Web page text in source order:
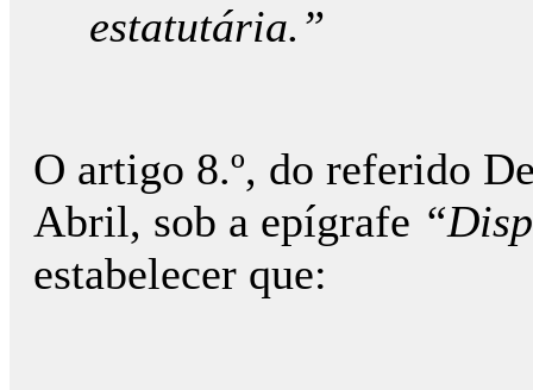
estatutária.”
O artigo 8.º, do referido
Abril, sob a epígrafe
estabelecer que: